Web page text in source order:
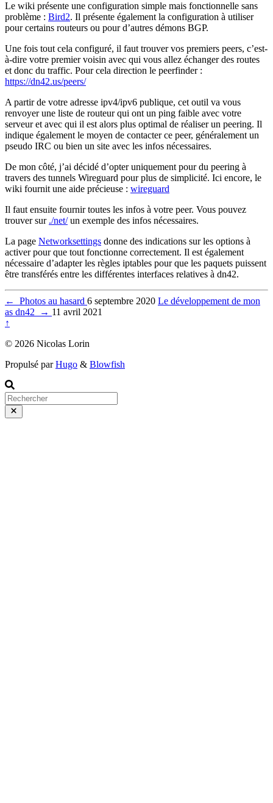
Le wiki présente une configuration simple mais fonctionnelle sans
problème : Bird2. Il présente également la configuration à utiliser
pour certains routeurs ou pour d’autres démons BGP.
Une fois tout cela configuré, il faut trouver vos premiers peers, c’est-
à-dire votre premier voisin avec qui vous allez échanger des routes
et donc du traffic. Pour cela direction le peerfinder :
https://dn42.us/peers/
A partir de votre adresse ipv4/ipv6 publique, cet outil va vous
renvoyer une liste de routeur qui ont un ping faible avec votre
serveur et avec qui il est alors plus optimal de réaliser un peering. Il
indique également le moyen de contacter ce peer, généralement un
pseudo IRC ou bien un site avec les infos nécessaires.
De mon côté, j’ai décidé d’opter uniquement pour du peering à
travers des tunnels Wireguard pour plus de simplicité. Ici encore, le
wiki fournit une aide précieuse : wireguard
Il faut ensuite fournir toutes les infos à votre peer. Vous pouvez
trouver sur ./net/un exemple des infos nécessaires.
La page Networksettings donne des indications sur les options à
activer pour que tout fonctionne correctement. Il est également
nécessaire d’adapter les règles iptables pour que les paquets puissent
être transférés entre les différentes interfaces relatives à dn42.
← Photos au hasard 6 septembre 2020 Le développement de mon
as dn42
→ 11 avril 2021
↑
© 2026 Nicolas Lorin
Propulsé parHugo & Blowfish